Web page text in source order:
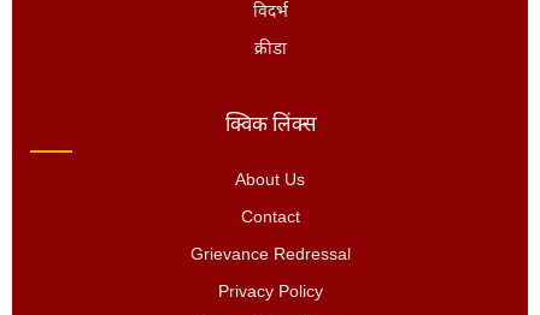
विदर्भ
क्रीडा
क्विक लिंक्स
About Us
Contact
Grievance Redressal
Privacy Policy